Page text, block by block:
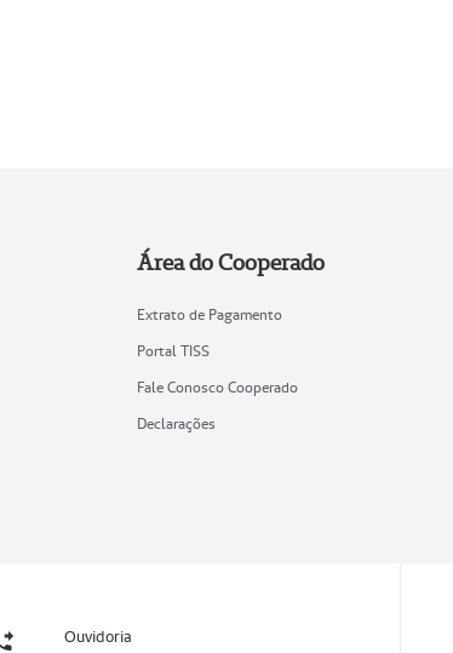
Área do Cooperado
Extrato de Pagamento
Portal TISS
Fale Conosco Cooperado
Declarações
Ouvidoria